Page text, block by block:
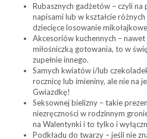
Rubasznych gadżetów – czyli na
napisami lub w kształcie
dziecięce losowanie
Akcesoriów kuchennych –
miłośniczką gotowania, to w
zupełnie innego.
Samych kwiatów i/lub
rocznicę lub imieniny, ale nie na
Gwiazdkę!
Seksownej bielizny – takie
niezręczności w rodzinnym
na Walentynki i to tylko i
Podkładu do twarzy – jeśli nie